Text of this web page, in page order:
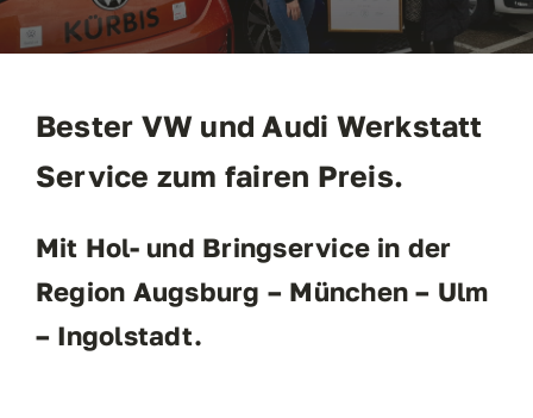
Mietwagen
Bester VW und Audi Werkstatt
Service zum fairen Preis.
Mit Hol- und Bringservice in der
Region Augsburg – München – Ulm
– Ingolstadt.